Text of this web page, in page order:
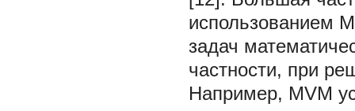
использованием
задач
частности, при
Например, MVM